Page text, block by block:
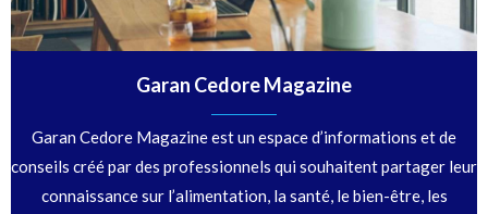
Garan Cedore Magazine
Garan Cedore Magazine est un espace d’informations et de
conseils créé par des professionnels qui souhaitent partager leur
connaissance sur l’alimentation, la santé, le bien-être, les